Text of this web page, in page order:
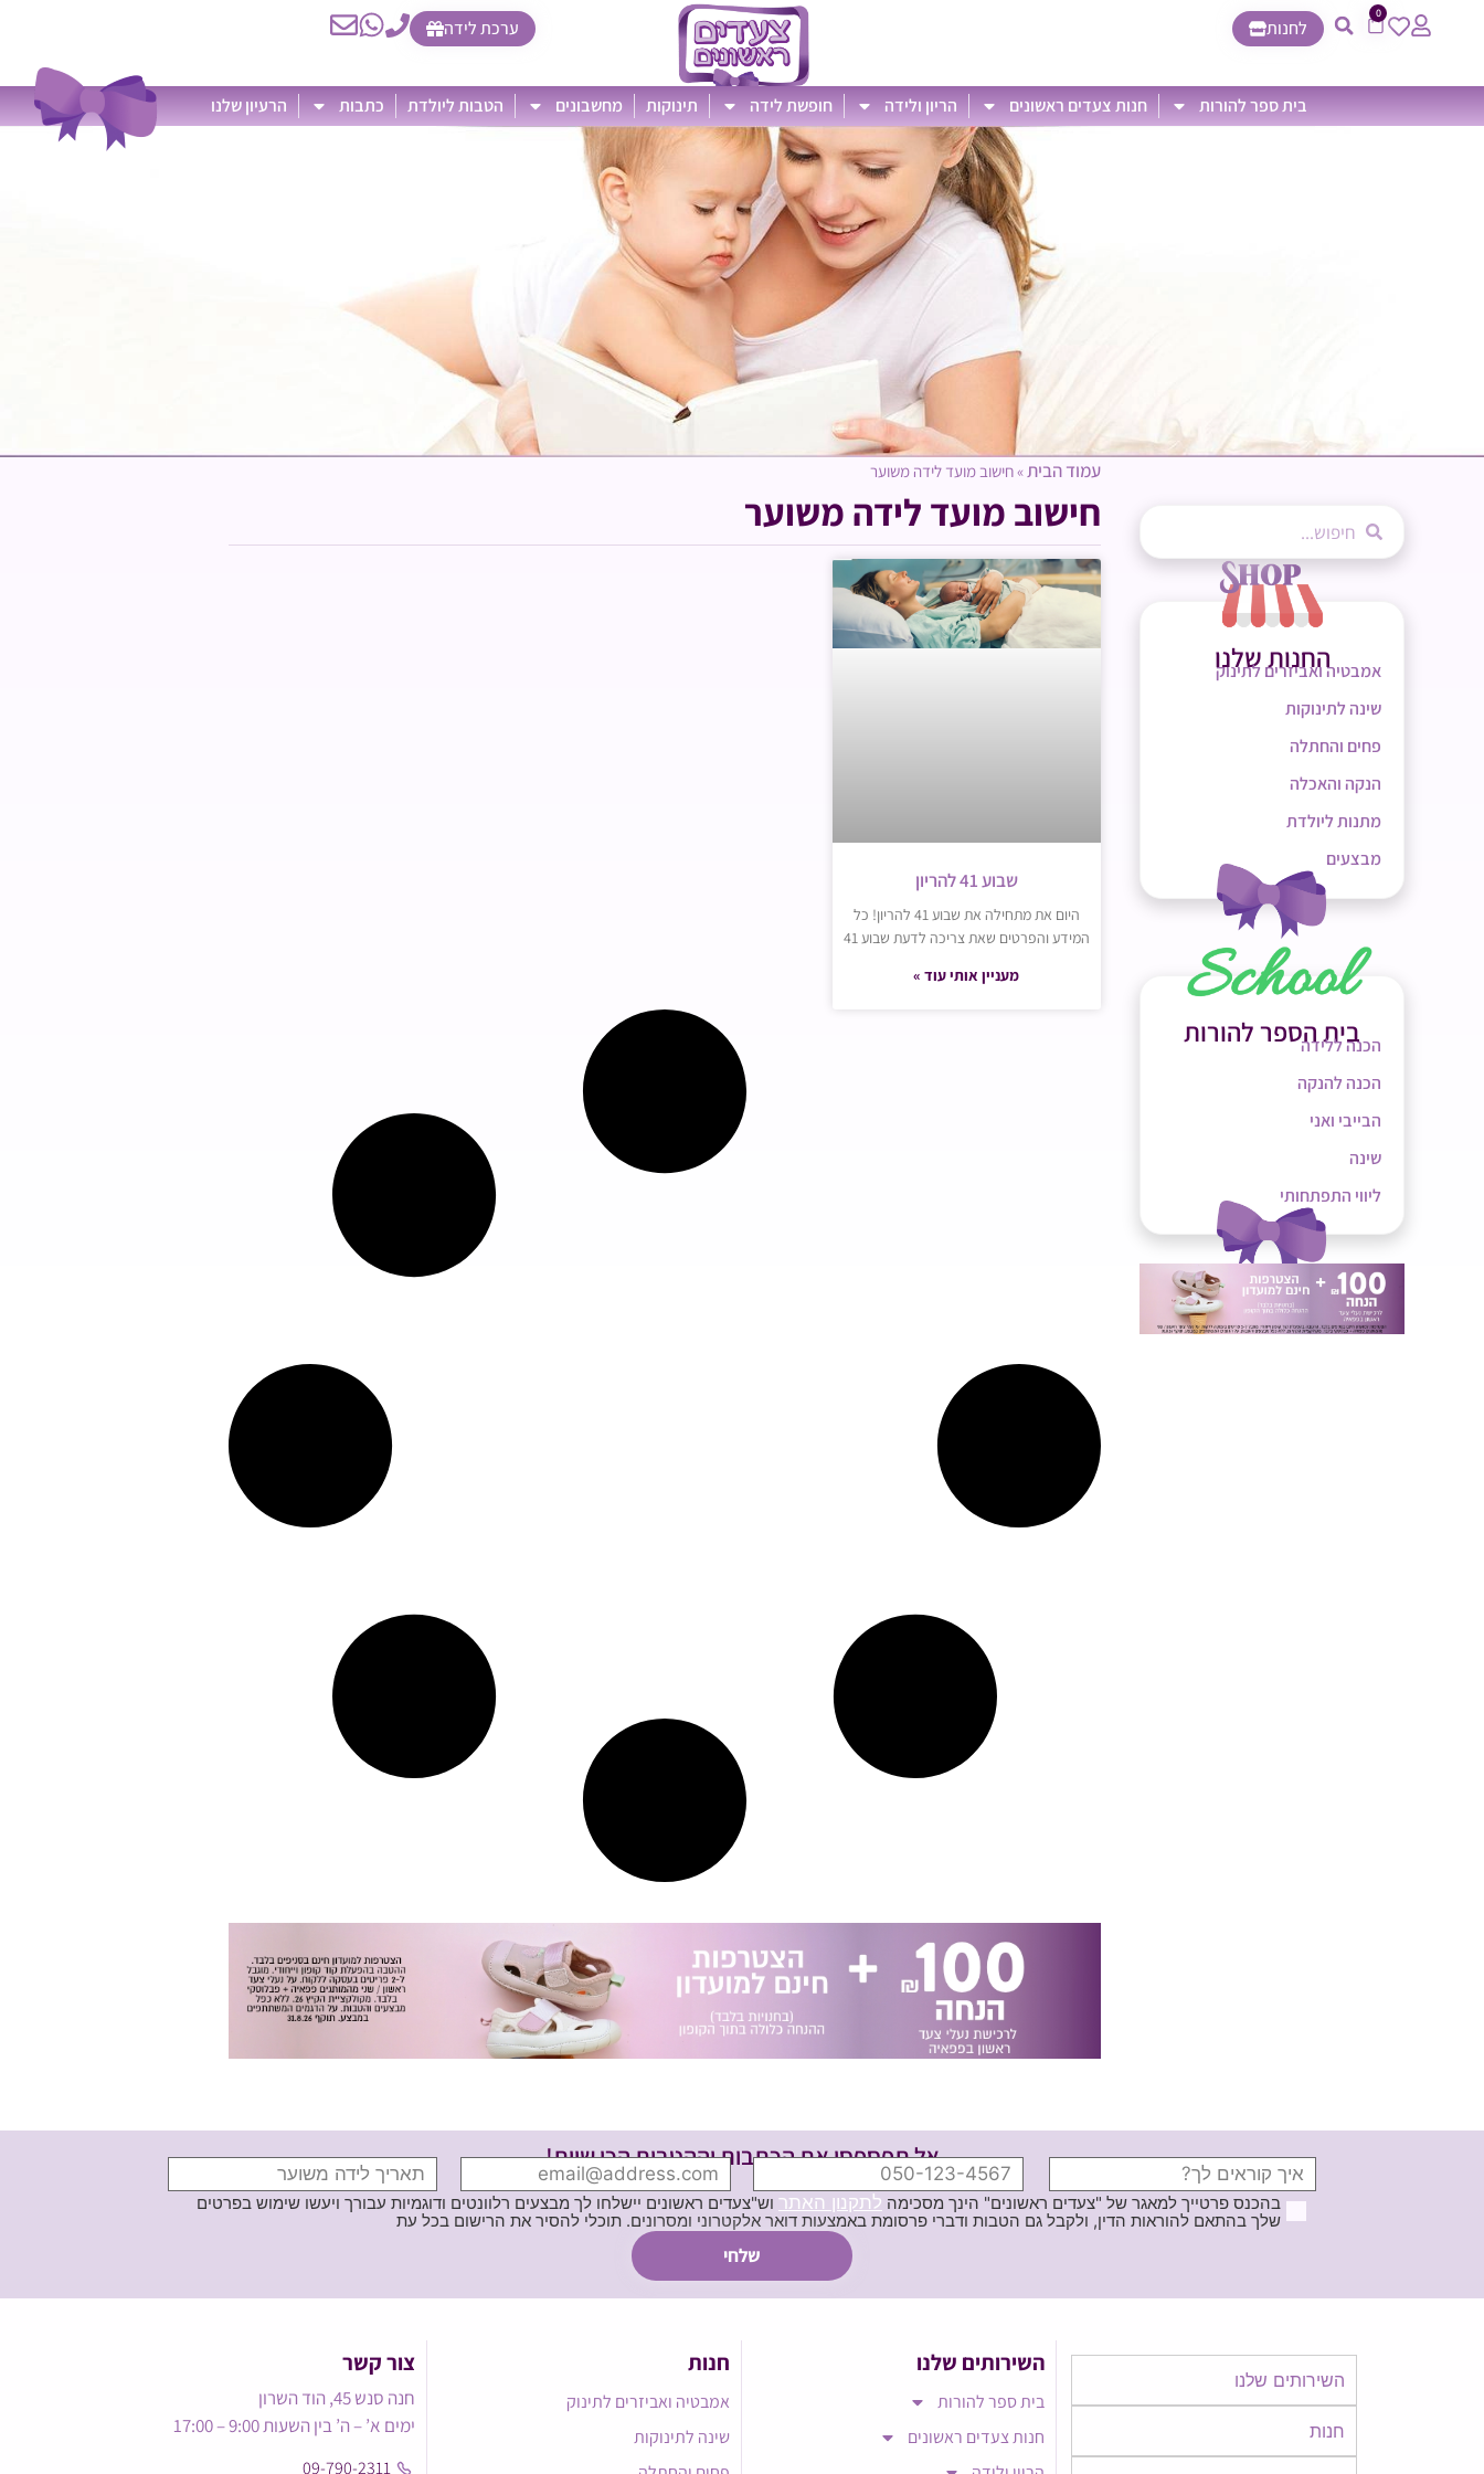
0
לחנות ערכת לידה
בית ספר להורות חנות צעדים ראשונים הריון ולידה חופשת לידה תינוקות מחשבונים הטבות ליולדת כתבות הרעיון שלנו
החנות שלנו
אמבטיה ואביזרים לתינוק
שינה לתינוקות
פחים והחתלה
הנקה והאכלה
מתנות ליולדת
מבצעים
בית הספר להורות
הכנה ללידה
הכנה להנקה
הבייבי ואני
שינה
ליווי התפתחותי
עמוד הבית»חישוב מועד לידה משוער
חישוב מועד לידה משוער
שבוע 41 להריון
היום את מתחילה את שבוע 41 להריון! כל
המידע והפרטים שאת צריכה לדעת שבוע 41
מעניין אותי עוד »
אל תפספסי את הכתבות וההטבות הכי שוות!
בהכנס פרטייך למאגר של "צעדים ראשונים" הינך מסכימה לתקנון האתר וש"צעדים ראשונים יישלחו לך מבצעים רלוונטים ודוגמיות עבורך ויעשו שימוש בפרטים
שלך בהתאם להוראות הדין, ולקבל גם הטבות ודברי פרסומת באמצעות דואר אלקטרוני ומסרונים. תוכלי להסיר את הרישום בכל עת
השירותים שלנו
חנות
השירותים שלנו
בית ספר להורות
חנות צעדים ראשונים
חנות
אמבטיה ואביזרים לתינוק
שינה לתינוקות
צור קשר
חנה סנש 45, הוד השרון
ימים א’ – ה’ בין השעות 9:00 – 17:00
09-790-2311